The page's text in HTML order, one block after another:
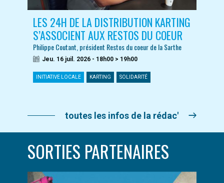
LES 24H DE LA DISTRIBUTION KARTING
S’ASSOCIENT AUX RESTOS DU COEUR
Philippe Coutant, président Restos du coeur de la Sarthe
Jeu. 16 juil. 2026 - 18h00 > 19h00
INITIATIVE LOCALE KARTING SOLIDARITÉ
toutes les infos de la rédac'
SORTIES PARTENAIRES